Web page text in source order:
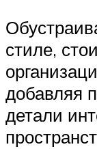
стиле,
добавляя
детали